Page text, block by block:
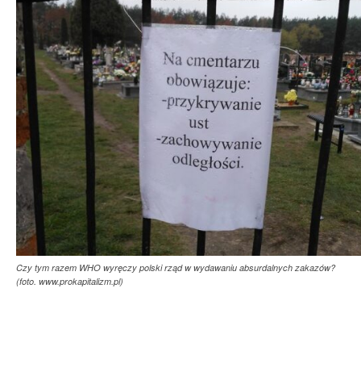
Czy tym razem WHO wyręczy polski rząd w wydawaniu absurdalnych zakazów?
(foto. www.prokapitalizm.pl)